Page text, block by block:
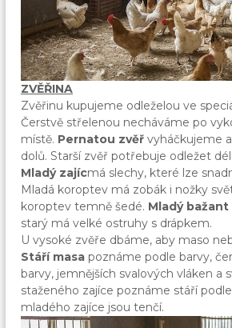
ZVĚŘINA
Zvěřinu kupujeme odleželou ve
Čerstvě střelenou necháváme po
místě. Pernatou zvěř vyháčkujeme
dolů. Starší zvěř potřebuje odležet
Mladý zajícmá slechy, které lze
Mladá koroptev má zobák i nožky
koroptev temně šedé. Mladý bažant
starý má velké ostruhy s drápkem.
U vysoké zvěře dbáme, aby maso
Stáří masa poznáme podle barvy,
barvy, jemnějších svalových vláken a
staženého zajíce poznáme stáří
mladého zajíce jsou tenčí.